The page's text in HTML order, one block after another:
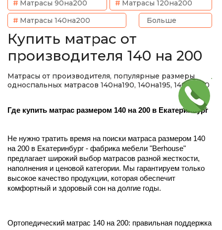
Матрасы 90на200
Матрасы 120на200
Матрасы 140на200
Больше
Купить матрас от
производителя 140 на 200
Матрасы от производителя, популярные размеры
односпальных матрасов 140на190, 140на195, 140на200
Где купить матрас размером 140 на 200 в Екатеринбург
Не нужно тратить время на поиски матраса размером 140
на 200 в Екатеринбург - фабрика мебели "Berhouse"
предлагает широкий выбор матрасов разной жесткости,
наполнения и ценовой категории. Мы гарантируем только
высокое качество продукции, которая обеспечит
комфортный и здоровый сон на долгие годы.
Ортопедический матрас 140 на 200: правильная поддержка